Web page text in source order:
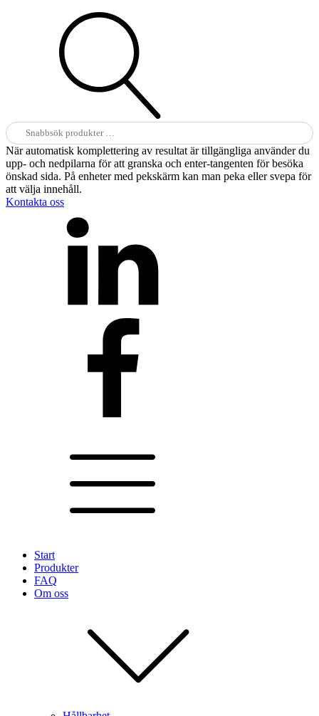
Sök
efter:
När automatisk komplettering av resultat är tillgängliga använder du
upp- och nedpilarna för att granska och enter-tangenten för besöka
önskad sida. På enheter med pekskärm kan man peka eller svepa för
att välja innehåll.
Kontakta oss
Start
Produkter
FAQ
Om oss